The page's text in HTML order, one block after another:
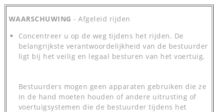
WAARSCHUWING - Afgeleid rijden
Concentreer u op de weg tijdens het rijden. De
belangrijkste verantwoordelijkheid van de bestuurder
ligt bij het veilig en legaal besturen van het voertuig.
Bestuurders mogen geen apparaten gebruiken die ze
in de hand moeten houden of andere uitrusting of
voertuigsystemen die de bestuurder tijdens het